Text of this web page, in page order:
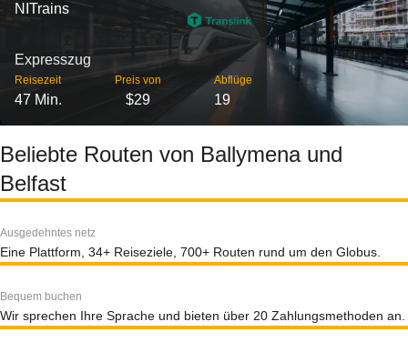
NITrains
Expresszug
Reisezeit
47 Min.
Preis von
$29
Abflüge
19
Beliebte Routen von Ballymena und
Belfast
Ausgedehntes netz
Eine Plattform, 34+ Reiseziele, 700+ Routen rund um den Globus.
Bequem buchen
Wir sprechen Ihre Sprache und bieten über 20 Zahlungsmethoden an.